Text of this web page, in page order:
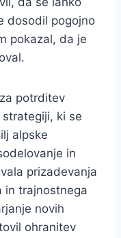
dosodil pogojno
pokazal, da je
potrditev
ki se
alpske
in
prizadevanja
in trajnostnega
novih
ohranitev